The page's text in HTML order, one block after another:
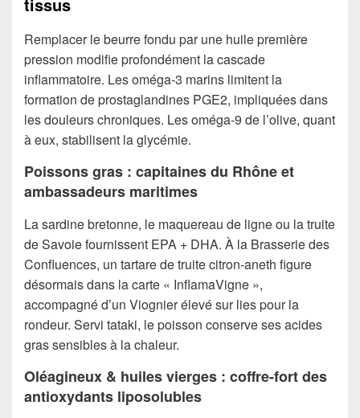
Remplacer le beurre fondu par une huile première
pression modifie profondément la cascade
inflammatoire. Les oméga-3 marins limitent la
formation de prostaglandines PGE2, impliquées dans
les douleurs chroniques. Les oméga-9 de l’olive, quant
à eux, stabilisent la glycémie.
Poissons gras : capitaines du Rhône et
ambassadeurs maritimes
La sardine bretonne, le maquereau de ligne ou la truite
de Savoie fournissent EPA + DHA. À la Brasserie des
Confluences, un tartare de truite citron-aneth figure
désormais dans la carte « InflamaVigne »,
accompagné d’un Viognier élevé sur lies pour la
rondeur. Servi tataki, le poisson conserve ses acides
gras sensibles à la chaleur.
Oléagineux & huiles vierges : coffre-fort des
antioxydants liposolubles